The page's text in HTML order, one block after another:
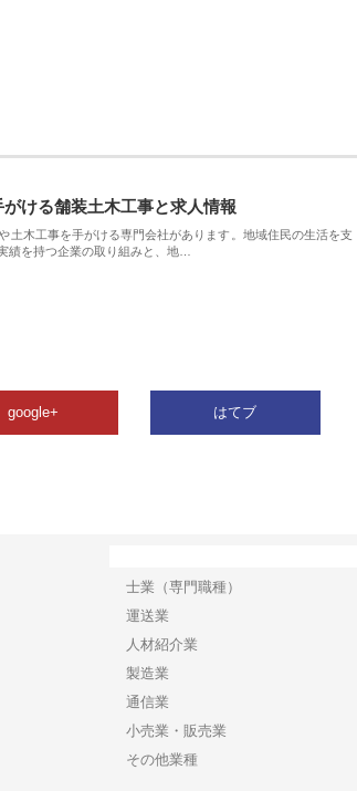
ける舗装土木工事と求人情報
土木工事を手がける専門会社があります。地域住民の生活を支
績を持つ企業の取り組みと、地…
google+ はてブ
士業（専門職種）
運送業
人材紹介業
製造業
通信業
小売業・販売業
その他業種